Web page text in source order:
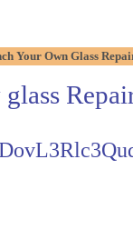
Your Own Glass